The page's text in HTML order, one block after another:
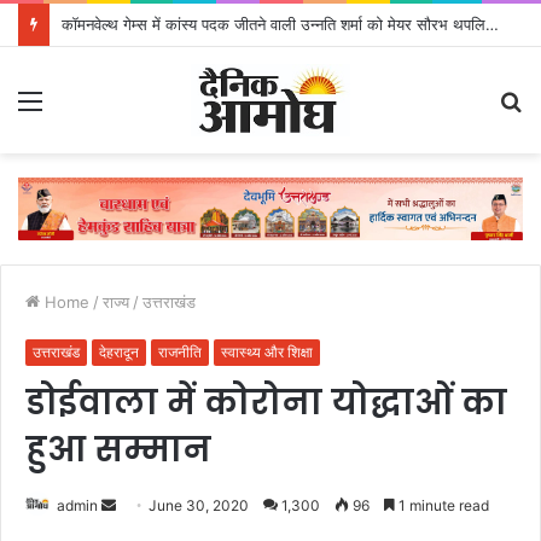
कॉमनवेल्थ गेम्स में कांस्य पदक जीतने वाली उन्नति शर्मा को मेयर सौरभ थपलियाल ने किया सम्मानित
Home / राज्य / उत्तराखंड
उत्तराखंड देहरादून राजनीति स्वास्थ्य और शिक्षा
डोईवाला में कोरोना योद्धाओं का
हुआ सम्मान
admin June 30, 2020 1,300 96 1 minute read